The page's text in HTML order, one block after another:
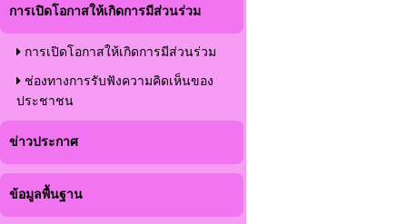
การเปิดโอกาสให้เกิดการมีส่วนร่วม
การเปิดโอกาสให้เกิดการมีส่วนร่วม
ช่องทางการรับฟังความคิดเห็นของ
ประชาชน
ข่าวประกาศ
ข้อมูลพื้นฐาน